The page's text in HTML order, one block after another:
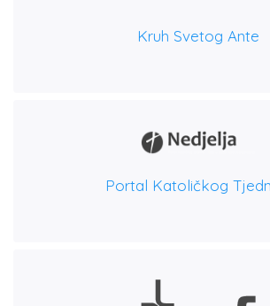
Kruh Svetog Ante
Portal Katoličkog